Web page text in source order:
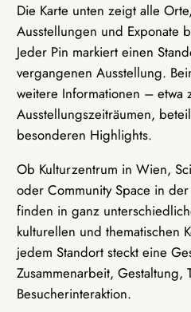
Die Karte unten zeigt alle
Ausstellungen und Exponate
Jeder Pin markiert einen
vergangenen Ausstellung.
weitere Informationen – etwa
Ausstellungszeiträumen,
besonderen Highlights.
Ob Kulturzentrum in Wien,
oder Community Space in
finden in ganz
kulturellen und thematischen
jedem Standort steckt eine
Zusammenarbeit, Gestaltung,
Besucherinteraktion.